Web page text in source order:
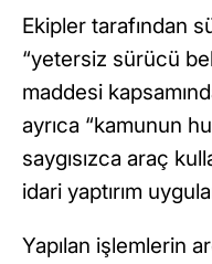
Ekipler tarafından
“yetersiz sürücü
maddesi
ayrıca “kamunun
saygısızca araç
idari yaptırım
Yapılan işlemlerin